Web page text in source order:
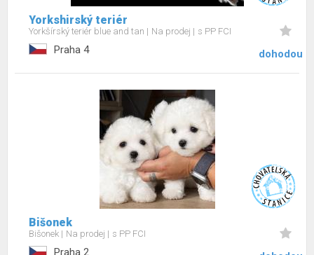
Yorkshirský teriér
Yorkšírský teriér blue and tan Na prodej s PP FCI
Praha 4 dohodou
Bišonek
Bišonek Na prodej s PP FCI
Praha 2